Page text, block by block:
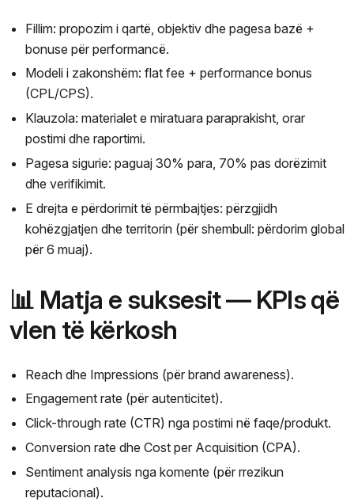
Fillim: propozim i qartë, objektiv dhe pagesa bazë +
bonuse për performancë.
Modeli i zakonshëm: flat fee + performance bonus
(CPL/CPS).
Klauzola: materialet e miratuara paraprakisht, orar
postimi dhe raportimi.
Pagesa sigurie: paguaj 30% para, 70% pas dorëzimit
dhe verifikimit.
E drejta e përdorimit të përmbajtjes: përzgjidh
kohëzgjatjen dhe territorin (për shembull: përdorim global
për 6 muaj).
📊 Matja e suksesit — KPIs që
vlen të kërkosh
Reach dhe Impressions (për brand awareness).
Engagement rate (për autenticitet).
Click-through rate (CTR) nga postimi në faqe/produkt.
Conversion rate dhe Cost per Acquisition (CPA).
Sentiment analysis nga komente (për rrezikun
reputacional).